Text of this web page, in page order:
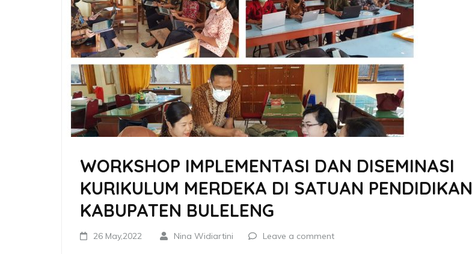
WORKSHOP IMPLEMENTASI DAN DISEMINASI
KURIKULUM MERDEKA DI SATUAN PENDIDIKAN
KABUPATEN BULELENG
26 May,2022 Nina Widiartini Leave a comment